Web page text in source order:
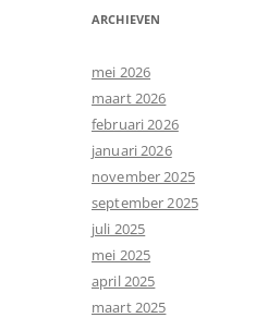
ARCHIEVEN
mei 2026
maart 2026
februari 2026
januari 2026
november 2025
september 2025
juli 2025
mei 2025
april 2025
maart 2025